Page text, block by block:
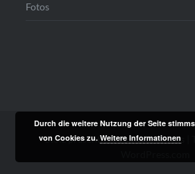
Fotos
Stolz präsentiert von WordPress
Durch die weitere Nutzung der Seite
von Cookies zu.Weitere Informationen